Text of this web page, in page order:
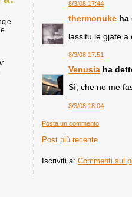
8/3/08 17:44
thermonuke ha
lassitu le gjate a
8/3/08 17:51
Venusia ha
Sì, che no me
8/3/08 18:04
Posta un commento
Post più recente
Iscriviti a:Commenti sul